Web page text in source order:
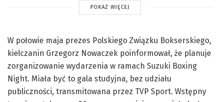
POKAŻ WIĘCEJ
W połowie maja prezes Polskiego Związku Bokserskiego,
kielczanin Grzegorz Nowaczek poinformował, że planuje
zorganizowanie wydarzenia w ramach Suzuki Boxing
Night. Miała być to gala studyjna, bez udziału
publiczności, transmitowana przez TVP Sport. Wstępny